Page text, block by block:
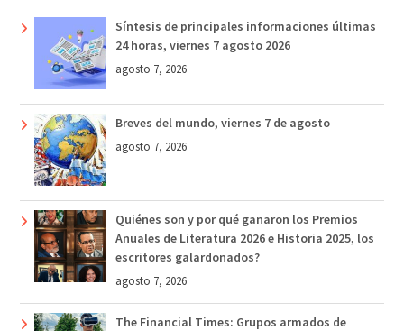
Síntesis de principales informaciones últimas
24 horas, viernes 7 agosto 2026
agosto 7, 2026
Breves del mundo, viernes 7 de agosto
agosto 7, 2026
Quiénes son y por qué ganaron los Premios
Anuales de Literatura 2026 e Historia 2025, los
escritores galardonados?
agosto 7, 2026
The Financial Times: Grupos armados de